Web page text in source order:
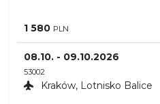
1 580 PLN
08.10. - 09.10.2026
53002
Kraków, Lotnisko Balice